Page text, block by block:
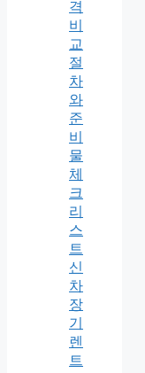
격
비
교
절
차
와
준
비
물
체
크
리
스
트
신
차
장
기
렌
트